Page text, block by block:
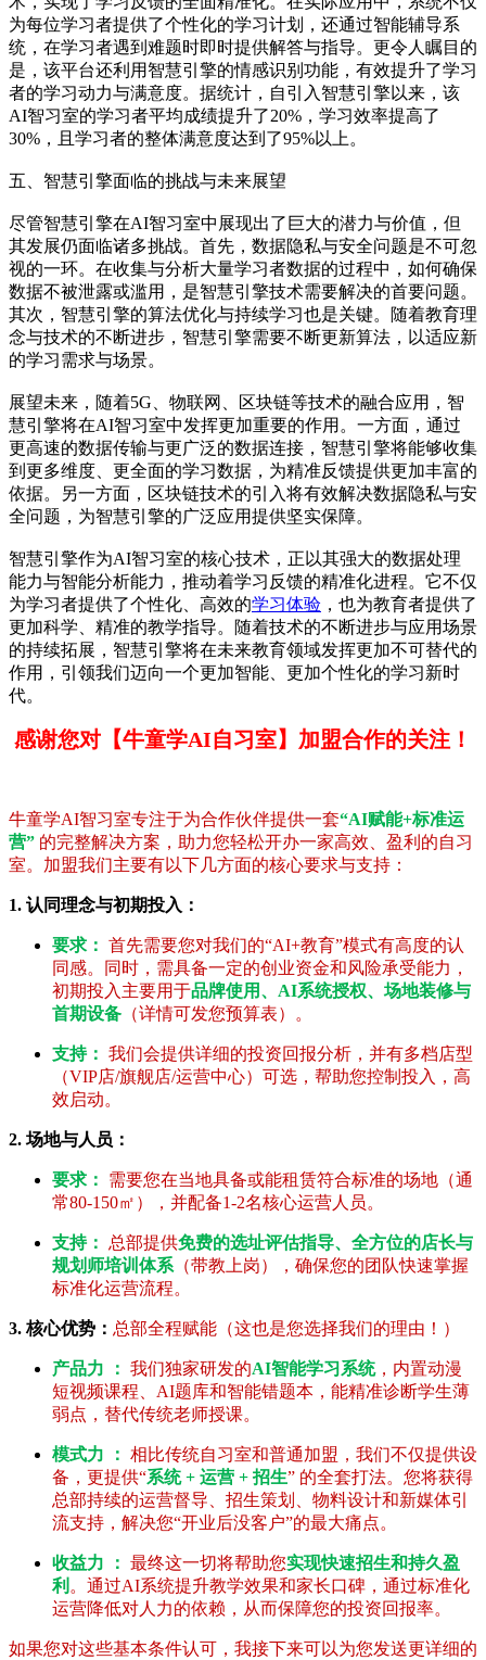
为每位学习者提供了个性化的学习计划，还通过智能辅导系
统，在学习者遇到难题时即时提供解答与指导。更令人瞩目的
是，该平台还利用智慧引擎的情感识别功能，有效提升了学习
者的学习动力与满意度。据统计，自引入智慧引擎以来，该
AI智习室的学习者平均成绩提升了20%，学习效率提高了
30%，且学习者的整体满意度达到了95%以上。
五、智慧引擎面临的挑战与未来展望
尽管智慧引擎在AI智习室中展现出了巨大的潜力与价值，但
其发展仍面临诸多挑战。首先，数据隐私与安全问题是不可忽
视的一环。在收集与分析大量学习者数据的过程中，如何确保
数据不被泄露或滥用，是智慧引擎技术需要解决的首要问题。
其次，智慧引擎的算法优化与持续学习也是关键。随着教育理
念与技术的不断进步，智慧引擎需要不断更新算法，以适应新
的学习需求与场景。
展望未来，随着5G、物联网、区块链等技术的融合应用，智
慧引擎将在AI智习室中发挥更加重要的作用。一方面，通过
更高速的数据传输与更广泛的数据连接，智慧引擎将能够收集
到更多维度、更全面的学习数据，为精准反馈提供更加丰富的
依据。另一方面，区块链技术的引入将有效解决数据隐私与安
全问题，为智慧引擎的广泛应用提供坚实保障。
智慧引擎作为AI智习室的核心技术，正以其强大的数据处理
能力与智能分析能力，推动着学习反馈的精准化进程。它不仅
为学习者提供了个性化、高效的学习体验 ，也为教育者提供了
更加科学、精准的教学指导。随着技术的不断进步与应用场景
的持续拓展，智慧引擎将在未来教育领域发挥更加不可替代的
作用，引领我们迈向一个更加智能、更加个性化的学习新时
代。
感谢您对【牛童学AI自习室】加盟合作的关注！
牛童学AI智习室专注于为合作伙伴提供一套“AI赋能+标准运
营” 的完整解决方案，助力您轻松开办一家高效、盈利的自习
室。加盟我们主要有以下几方面的核心要求与支持：
1. 认同理念与初期投入：
要求： 首先需要您对我们的“AI+教育”模式有高度的认
同感。同时，需具备一定的创业资金和风险承受能力，
初期投入主要用于品牌使用、AI系统授权、场地装修与
首期设备 （详情可发您预算表）。
支持： 我们会提供详细的投资回报分析，并有多档店型
（VIP店/旗舰店/运营中心）可选，帮助您控制投入，高
效启动。
2. 场地与人员：
要求：
需要您在当地具备或能租赁符合标准的场地（通
常80-150㎡），并配备1-2名核心运营人员。
支持： 总部提供免费的选址评估指导、全方位的店长与
规划师培训体系 （带教上岗），确保您的团队快速掌握
标准化运营流程。
3. 核心优势： 总部全程赋能（这也是您选择我们的理由！）
产品力 ： 我们独家研发的AI智能学习系统，内置动漫
短视频课程、AI题库和智能错题本，能精准诊断学生薄
弱点，替代传统老师授课。
模式力 ： 相比传统自习室和普通加盟，我们不仅提供设
备，更提供“系统 + 运营 + 招生” 的全套打法。您将获得
总部持续的运营督导、招生策划、物料设计和新媒体引
流支持，解决您“开业后没客户”的最大痛点。
收益力 ： 最终这一切将帮助您实现快速招生和持久盈
利 。通过AI系统提升教学效果和家长口碑，通过标准化
运营降低对人力的依赖，从而保障您的投资回报率。
如果您对这些基本条件认可，我接下来可以为您发送更详细的